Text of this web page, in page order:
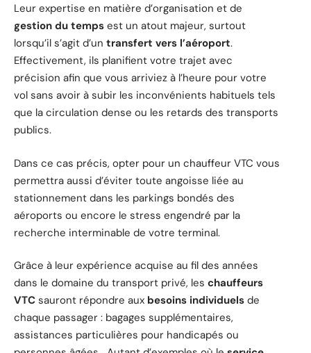
Leur expertise en matière d’organisation et de
gestion du temps est un atout majeur, surtout
lorsqu’il s’agit d’un transfert vers l’aéroport.
Effectivement, ils planifient votre trajet avec
précision afin que vous arriviez à l’heure pour votre
vol sans avoir à subir les inconvénients habituels tels
que la circulation dense ou les retards des transports
publics.
Dans ce cas précis, opter pour un chauffeur VTC vous
permettra aussi d’éviter toute angoisse liée au
stationnement dans les parkings bondés des
aéroports ou encore le stress engendré par la
recherche interminable de votre terminal.
Grâce à leur expérience acquise au fil des années
dans le domaine du transport privé, les chauffeurs
VTC sauront répondre aux besoins individuels de
chaque passager : bagages supplémentaires,
assistances particulières pour handicapés ou